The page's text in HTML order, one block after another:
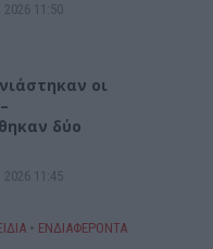
11:50
οι
δύο
11:45
• ΕΝΔΙΑΦΕΡΟΝΤΑ